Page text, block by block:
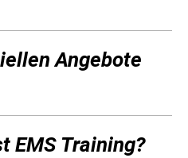
Angebote
EMS Training?